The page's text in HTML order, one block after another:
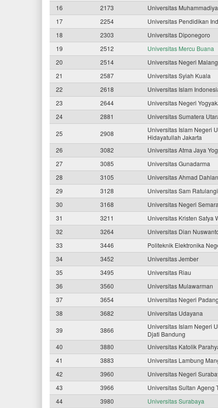
16
2173
Universitas
17
2254
Universitas Pendidikan
18
2303
Universitas Diponegoro
19
2512
Universitas Mercu Buana
20
2514
Universitas Negeri Malang
21
2587
Universitas Syiah Kuala
22
2618
Universitas Islam
23
2644
Universitas Negeri
24
2881 Universitas Sumatera
25 2908
Universitas Islam Negeri
Hidayatullah Jakarta
26
3082
Universitas Atma Jaya
27
3085
Universitas Gunadarma
28
3105
Universitas Ahmad
29
3128
Universitas Sam Ratulangi
30
3168
Universitas Negeri
31
3211
Universitas Kristen Satya
32
3264
Universitas Dian
33
3446
Politeknik Elektronika
34
3452
Universitas Jember
35
3495
Universitas Riau
36
3560
Universitas Mulawarman
37
3654
Universitas Negeri
38
3682 Universitas Udayana
39 3866
Universitas Islam Negeri
Djati Bandung
40
3880
Universitas Katolik
41
3883
Universitas Lambung
42
3960
Universitas Negeri
43
3966
Universitas Sultan Ageng
44
3980 Universitas Surabaya